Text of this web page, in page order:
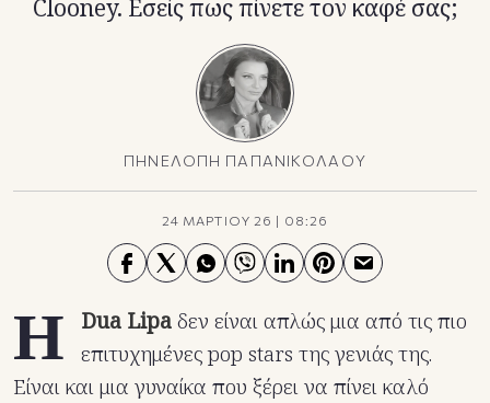
Clooney. Εσείς πως πίνετε τον καφέ σας;
ΠΗΝΕΛΟΠΗ ΠΑΠΑΝΙΚΟΛΑΟΥ
24 ΜΑΡΤΙΟΥ 26 | 08:26
Η Dua Lipaδεν είναι απλώς μια από τις πιο
επιτυχημένες pop stars της γενιάς της.
Είναι και μια γυναίκα που ξέρει να πίνει καλό